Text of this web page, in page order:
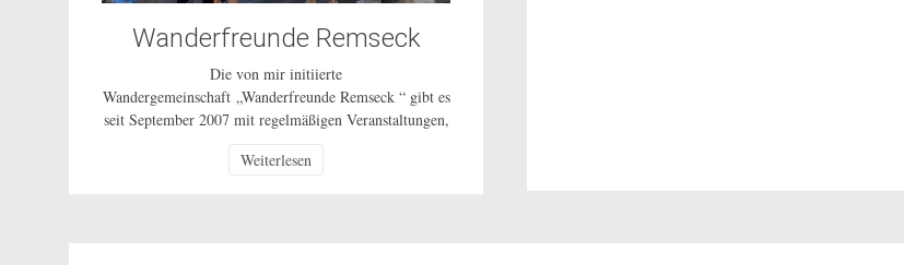
Wanderfreunde Remseck
Die von mir initiierte
Wandergemeinschaft „Wanderfreunde Remseck “ gibt es
seit September 2007 mit regelmäßigen Veranstaltungen,
einen Wanderverein und ab 1.10.2014 als ungebundenes
Weiterlesen